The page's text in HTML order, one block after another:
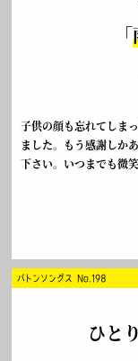
「
子供の顔も忘れてしま
ました。もう感謝しか
下さい。いつまでも微笑
バトンソングス No.198
ひと